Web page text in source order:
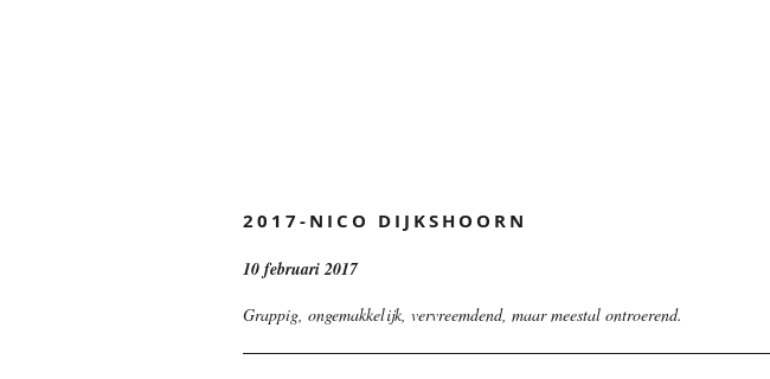
2017-NICO DIJKSHOORN
10 februari 2017
Grappig, ongemakkelijk, vervreemdend, maar meestal ontroerend.